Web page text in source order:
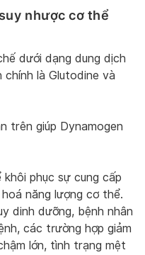
nhược cơ thể
dưới dạng dung dịch
chính là Glutodine và
trên giúp Dynamogen
phục sự cung cấp
năng lượng cơ thể.
dinh dưỡng, bệnh nhân
các trường hợp giảm
lớn, tình trạng mệt